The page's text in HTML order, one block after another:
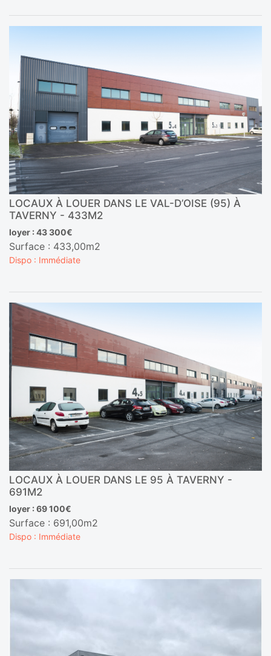
LOCAUX À LOUER DANS LE VAL-D’OISE (95) À
TAVERNY - 433M2
loyer : 43 300€
Surface : 433,00m2
Dispo : Immédiate
LOCAUX À LOUER DANS LE 95 À TAVERNY -
691M2
loyer : 69 100€
Surface : 691,00m2
Dispo : Immédiate